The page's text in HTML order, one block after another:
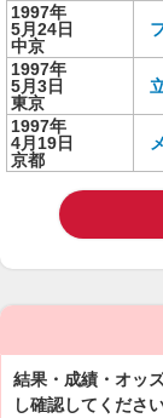
1997年
5月24日
中京
1997年
5月3日
東京
1997年
4月19日
京都
結果・成績・オッ
し確認してください